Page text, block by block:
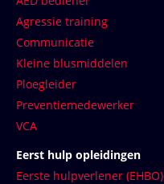
Agressie training
Communicatie
Kleine blusmiddelen
Ploegleider
Preventiemedewerker
VCA
Eerst hulp opleidingen
Eerste hulpverlener (EHBO)